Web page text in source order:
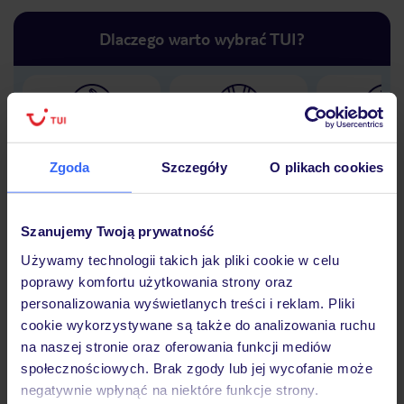
Zgoda Szczegóły O plikach cookies
Szanujemy Twoją prywatność
Używamy technologii takich jak pliki cookie w celu
poprawy komfortu użytkowania strony oraz
personalizowania wyświetlanych treści i reklam. Pliki
cookie wykorzystywane są także do analizowania ruchu
na naszej stronie oraz oferowania funkcji mediów
społecznościowych. Brak zgody lub jej wycofanie może
negatywnie wpłynąć na niektóre funkcje strony.
Dlaczego warto wybrać TUI?
Hotel
Opinie